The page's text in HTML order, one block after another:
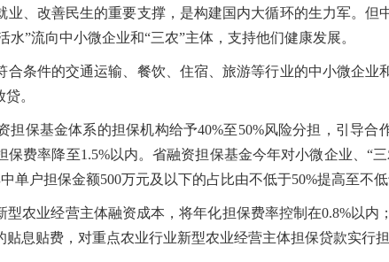
改善民生的重要支撑，是构建国内大循环的生力军。但
”流向中小微企业和“三农”主体，支持他们健康发展。
件的交通运输、餐饮、住宿、旅游等行业的中小微企业
。
基金体系的担保机构给予40%至50%风险分担，引导合
费率降至1.5%以内。省融资担保基金今年对小微企业、“
户担保金额500万元及以下的占比由不低于50%提高至不低
业经营主体融资成本，将年化担保费率控制在0.8%以内
息贴费，对重点农业行业新型农业经营主体担保贷款实行担